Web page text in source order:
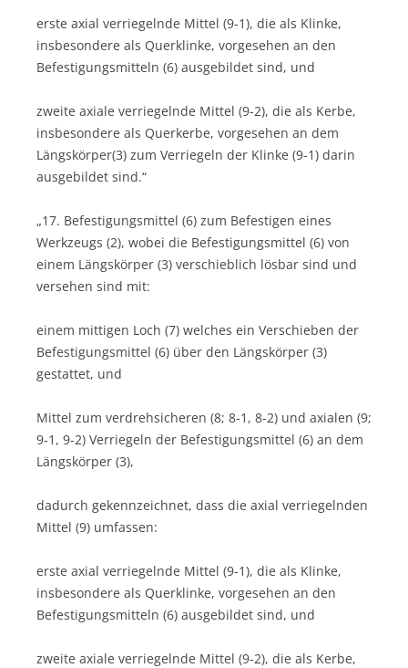
erste axial verriegelnde Mittel (9-1), die als Klinke,
insbesondere als Querklinke, vorgesehen an den
Befestigungsmitteln (6) ausgebildet sind, und
zweite axiale verriegelnde Mittel (9-2), die als Kerbe,
insbesondere als Querkerbe, vorgesehen an dem
Längskörper(3) zum Verriegeln der Klinke (9-1) darin
ausgebildet sind.“
„17. Befestigungsmittel (6) zum Befestigen eines
Werkzeugs (2), wobei die Befestigungsmittel (6) von
einem Längskörper (3) verschieblich lösbar sind und
versehen sind mit:
einem mittigen Loch (7) welches ein Verschieben der
Befestigungsmittel (6) über den Längskörper (3)
gestattet, und
Mittel zum verdrehsicheren (8; 8-1, 8-2) und axialen (9;
9-1, 9-2) Verriegeln der Befestigungsmittel (6) an dem
Längskörper (3),
dadurch gekennzeichnet, dass die axial verriegelnden
Mittel (9) umfassen:
erste axial verriegelnde Mittel (9-1), die als Klinke,
insbesondere als Querklinke, vorgesehen an den
Befestigungsmitteln (6) ausgebildet sind, und
zweite axiale verriegelnde Mittel (9-2), die als Kerbe,